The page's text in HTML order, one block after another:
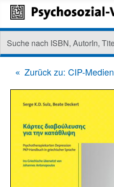
Zurück zu: CIP-Medien